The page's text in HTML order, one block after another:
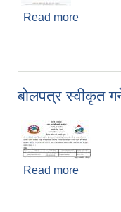
Read more
बोलपत्र स्वीकृत
Read more